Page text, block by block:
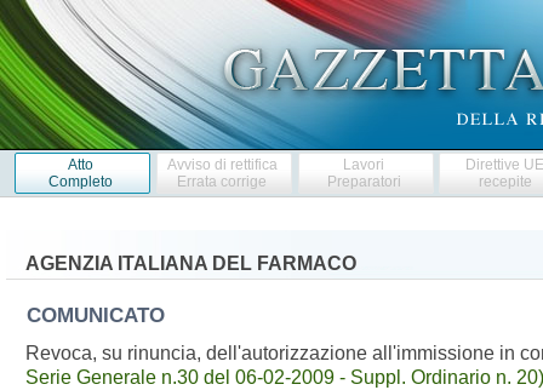
Atto
Completo
Avviso di rettifica
Errata corrige
Lavori
Preparatori
Direttive
recepite
AGENZIA ITALIANA DEL FARMACO
COMUNICATO
Revoca, su rinuncia, dell'autorizzazione all'immissione in
Serie Generale n.30 del 06-02-2009 - Suppl. Ordinario n. 20)